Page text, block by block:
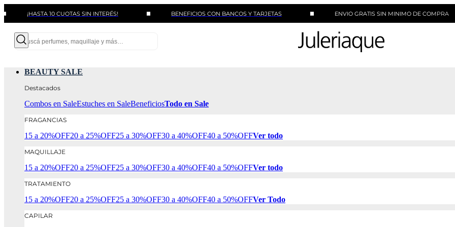
¡HASTA 10 CUOTAS SIN INTERÉS! BENEFICIOS CON BANCOS Y TARJETAS ENVIO GRATIS SIN MINIMO DE COMPRA
BEAUTY SALE
Destacados
Combos en SaleEstuches en SaleBeneficiosTodo en Sale
FRAGANCIAS
15 a 20%OFF20 a 25%OFF25 a 30%OFF30 a 40%OFF40 a 50%OFFVer todo
MAQUILLAJE
15 a 20%OFF20 a 25%OFF25 a 30%OFF30 a 40%OFF40 a 50%OFFVer todo
TRATAMIENTO
15 a 20%OFF20 a 25%OFF25 a 30%OFF30 a 40%OFF40 a 50%OFFVer Todo
CAPILAR